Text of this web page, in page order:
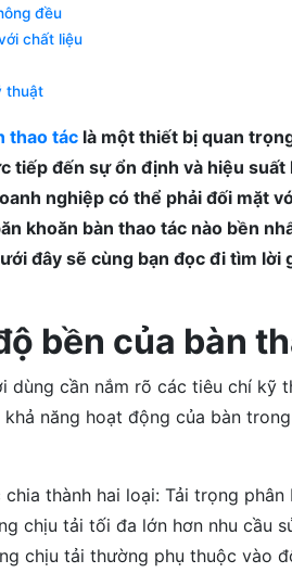
đều
chất liệu
thuật
thao tác là một thiết bị quan
đến sự ổn định và hiệu suất
nghiệp có thể phải đối mặt
khoăn bàn thao tác nào bền
đây sẽ cùng bạn đọc đi tìm lời
bền của bàn
cần nắm rõ các tiêu chí kỹ
năng hoạt động của bàn
thành hai loại: Tải trọng phân
chịu tải tối đa lớn hơn nhu cầu
chịu tải thường phụ thuộc vào